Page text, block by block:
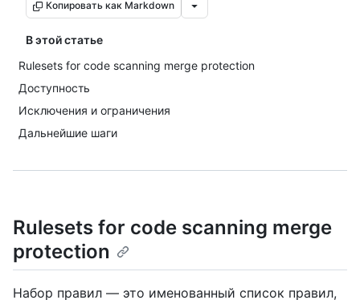
Копировать как Markdown
В этой статье
Rulesets for code scanning merge protection
Доступность
Исключения и ограничения
Дальнейшие шаги
Rulesets for code scanning merge
protection
Набор правил — это именованный список правил,